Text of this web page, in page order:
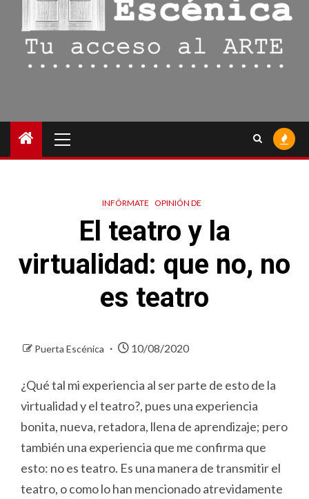
principal
INFÓRMATE OPINIÓN DE
El teatro y la
virtualidad: que no, no
es teatro
Puerta Escénica 10/08/2020
¿Qué tal mi experiencia al ser parte de esto de la
virtualidad y el teatro?, pues una experiencia
bonita, nueva, retadora, llena de aprendizaje; pero
también una experiencia que me confirma que
esto: no es teatro. Es una manera de transmitir el
teatro, o como lo han mencionado atrevidamente